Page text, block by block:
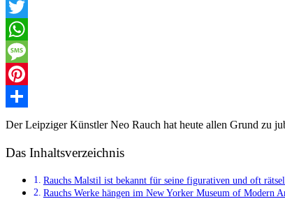
Facebook
Twitter
WhatsApp
Message
Pinterest
Teilen
Der Leipziger Künstler Neo Rauch hat heute allen Grund zu
Das Inhaltsverzeichnis
Rauchs Malstil ist bekannt für seine figurativen und oft
Rauchs Werke hängen im New Yorker Museum of Modern